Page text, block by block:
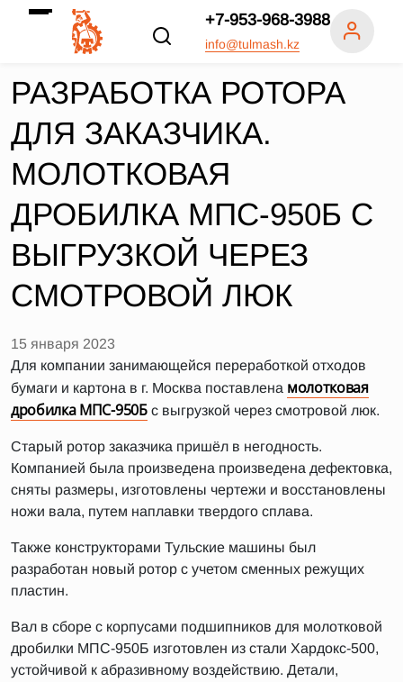
+7-953-968-3988
info@tulmash.kz
РАЗРАБОТКА РОТОРА
ДЛЯ ЗАКАЗЧИКА.
МОЛОТКОВАЯ
ДРОБИЛКА МПС-950Б С
ВЫГРУЗКОЙ ЧЕРЕЗ
СМОТРОВОЙ ЛЮК
15 января 2023
Для компании занимающейся переработкой отходов
бумаги и картона в г. Москва поставлена молотковая
дробилка МПС-950Бс выгрузкой через смотровой люк.
Старый ротор заказчика пришёл в негодность.
Компанией была произведена произведена дефектовка,
сняты размеры, изготовлены чертежи и восстановлены
ножи вала, путем наплавки твердого сплава.
Также конструкторами Тульские машины был
разработан новый ротор с учетом сменных режущих
пластин.
Вал в сборе с корпусами подшипников для молотковой
дробилки МПС-950Б изготовлен из стали Хардокс-500,
устойчивой к абразивному воздействию. Детали,